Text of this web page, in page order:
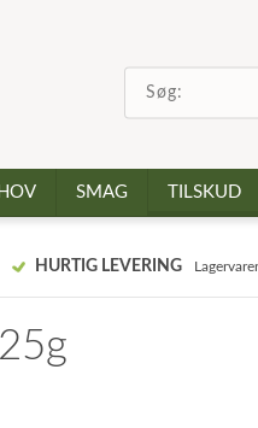
SMAG TILSKUD
HURTIG LEVERING